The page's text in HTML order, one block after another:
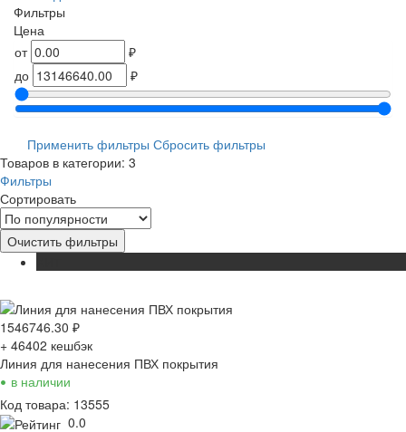
Фильтры
Цена
от
₽
до
₽
Применить фильтры Сбросить фильтры
Товаров в категории: 3
Фильтры
Сортировать
Очистить фильтры
1546746.30 ₽
+ 46402 кешбэк
Линия для нанесения ПВХ покрытия
• в наличии
Код товара: 13555
0.0